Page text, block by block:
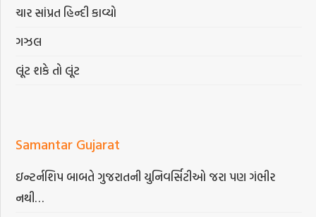
ચાર સાંપ્રત હિન્દી કાવ્યો
ગઝલ
લૂંટ શકે તો લૂંટ
Samantar Gujarat
ઇન્ટર્નશિપ બાબતે ગુજરાતની યુનિવર્સિટીઓ જરા પણ ગંભીર
નથી…